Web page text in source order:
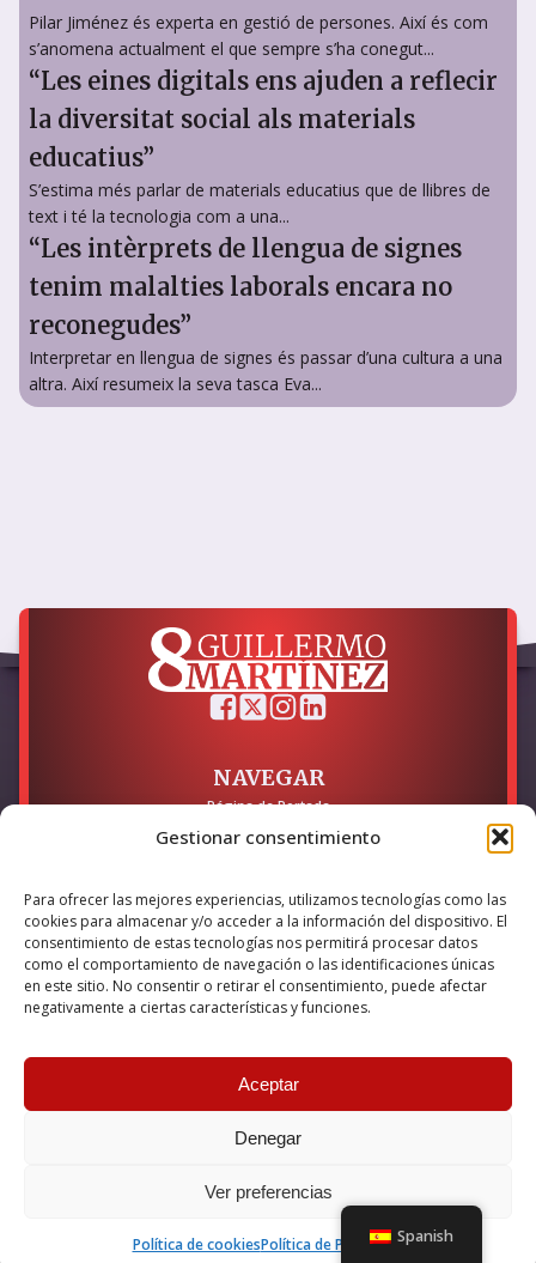
Gestionar consentimiento
Para ofrecer las mejores experiencias, utilizamos tecnologías como las
cookies para almacenar y/o acceder a la información del dispositivo. El
consentimiento de estas tecnologías nos permitirá procesar datos
como el comportamiento de navegación o las identificaciones únicas
en este sitio. No consentir o retirar el consentimiento, puede afectar
negativamente a ciertas características y funciones.
Aceptar
Denegar
Ver preferencias
Política de cookiesPolítica de Privacidad
Pilar Jiménez és experta en gestió de persones. Així és com
s’anomena actualment el que sempre s’ha conegut...
“Les eines digitals ens ajuden a reflecir
la diversitat social als materials
educatius”
S’estima més parlar de materials educatius que de llibres de
text i té la tecnologia com a una...
“Les intèrprets de llengua de signes
tenim malalties laborals encara no
reconegudes”
Interpretar en llengua de signes és passar d’una cultura a una
altra. Així resumeix la seva tasca Eva...
NAVEGAR
Página de Portada
LEGAL
Política de Privacidad
Política de Cookies
Accesibilidad
Esta empresa ha sido beneficiaria del bono Kit Digital y lo ha
internet, financiado por la Unión Europea – NextGeneration EU
© 2026 Guillermo Martínez | Todos los derechos reservados |
Spanish